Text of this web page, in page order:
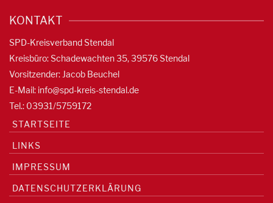
KONTAKT
SPD-Kreisverband Stendal
Kreisbüro: Schadewachten 35, 39576 Stendal
Vorsitzender: Jacob Beuchel
E-Mail: info@spd-kreis-stendal.de
Tel.: 03931/5759172
STARTSEITE
LINKS
IMPRESSUM
DATENSCHUTZERKLÄRUNG